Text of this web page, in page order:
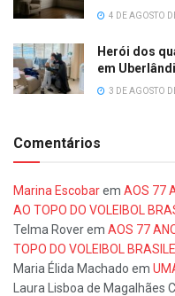
4 DE AGOSTO
Herói dos
em
3 DE AGOSTO
Comentários
Marina Escobarem AOS 77
AO TOPO DO VOLEIBOL
Telma Roverem AOS 77
TOPO DO VOLEIBOL
Maria Élida Machado em
Laura Lisboa de Magalhães